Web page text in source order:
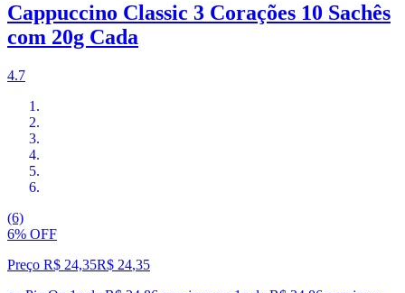
Cappuccino Classic 3 Corações 10 Sachês
com 20g Cada
4.7
(6)
6% OFF
Preço R$ 24,35R$ 24,35